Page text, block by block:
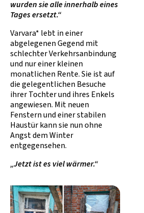
wurden sie alle innerhalb eines
Tages ersetzt.“
Varvara* lebt in einer
abgelegenen Gegend mit
schlechter Verkehrsanbindung
und nur einer kleinen
monatlichen Rente. Sie ist auf
die gelegentlichen Besuche
ihrer Tochter und ihres Enkels
angewiesen. Mit neuen
Fenstern und einer stabilen
Haustür kann sie nun ohne
Angst dem Winter
entgegensehen.
„Jetzt ist es viel wärmer.“